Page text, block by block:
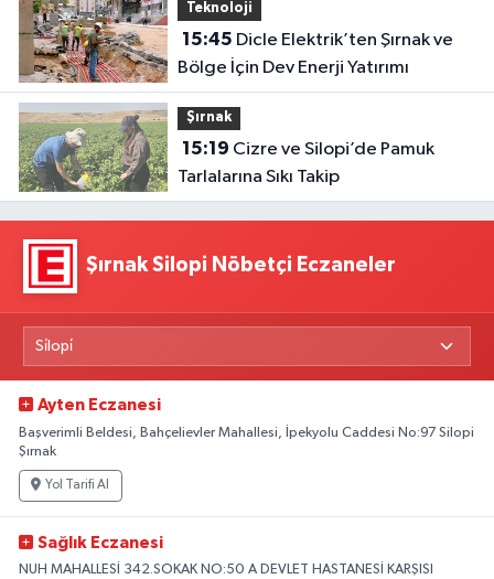
Teknoloji
15:45
Bölge İçin Dev Enerji Yatırımı
Şırnak
15:19
Tarlalarına Sıkı Takip
Şırnak Silopi Nöbetçi Eczaneler
Ayten Eczanesi
Başverimli Beldesi, Bahçelievler Mahallesi, İpekyolu Caddesi No:97 Silopi
Şırnak
Yol Tarifi Al
Sağlık Eczanesi
NUH MAHALLESİ 342.SOKAK NO:50 A DEVLET HASTANESİ KARŞISI